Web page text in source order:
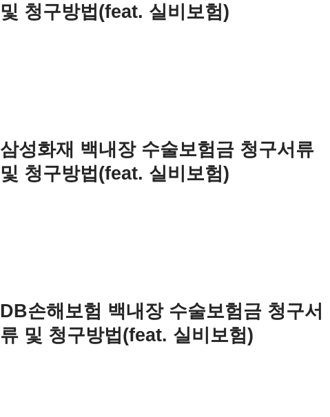
및 청구방법(feat. 실비보험)
삼성화재 백내장 수술보험금 청구서류
및 청구방법(feat. 실비보험)
DB손해보험 백내장 수술보험금 청구서
류 및 청구방법(feat. 실비보험)